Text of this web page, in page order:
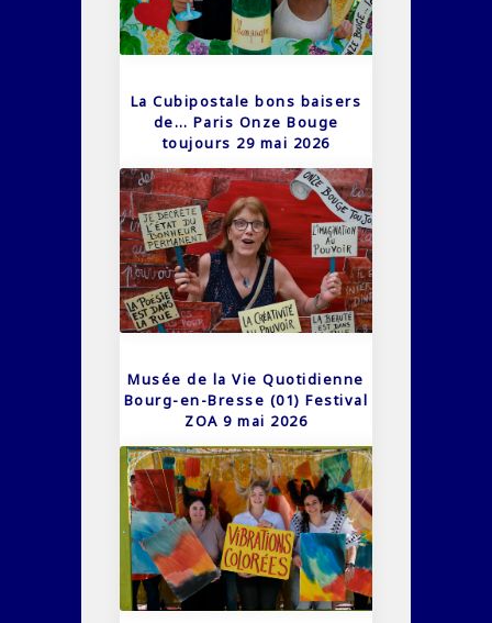
La Cubipostale bons baisers
de… Paris Onze Bouge
toujours 29 mai 2026
Musée de la Vie Quotidienne
Bourg-en-Bresse (01) Festival
ZOA 9 mai 2026